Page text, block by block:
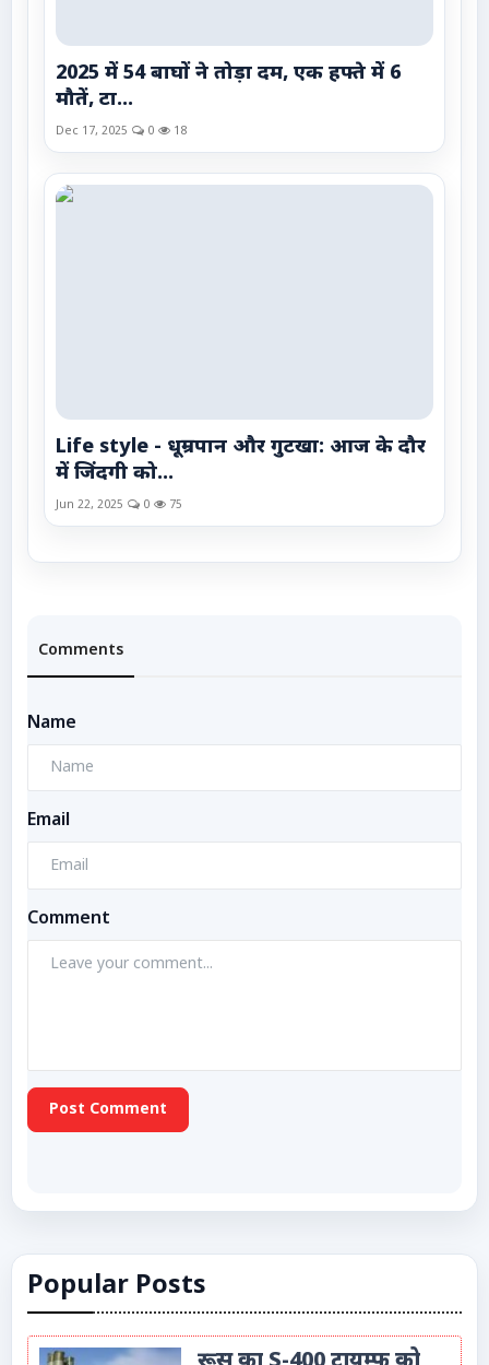
2025 में 54 बाघों ने तोड़ा दम, एक हफ्ते में 6
मौतें, टा...
Dec 17, 2025 0 18
Life style - धूम्रपान और गुटखा: आज के दौर
में जिंदगी को...
Jun 22, 2025 0 75
Comments
Name
Email
Comment
Post Comment
Popular Posts